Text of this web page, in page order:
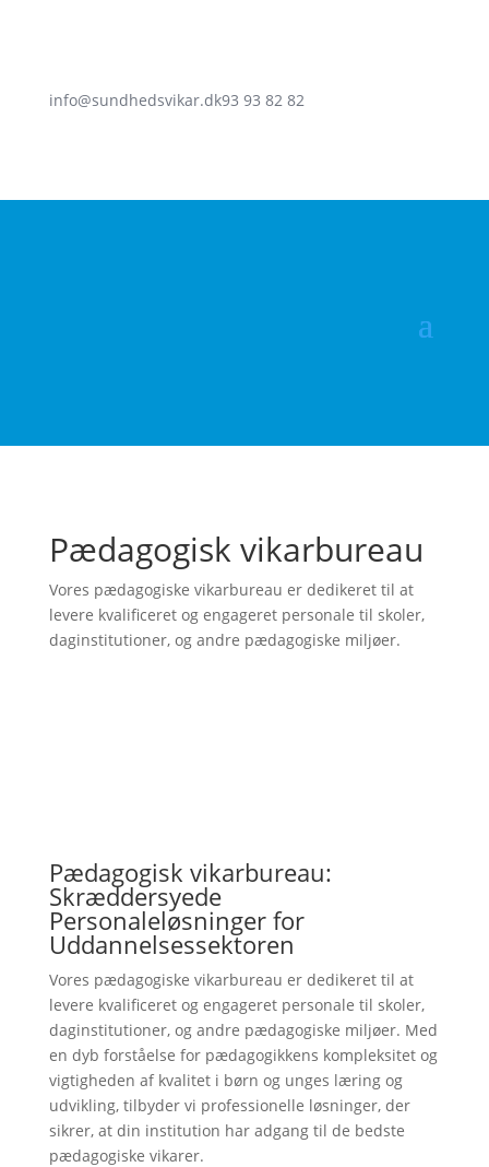
info@sundhedsvikar.dk93 93 82 82
Pædagogisk vikarbureau
Vores pædagogiske vikarbureau er dedikeret til at
levere kvalificeret og engageret personale til skoler,
daginstitutioner, og andre pædagogiske miljøer.
Pædagogisk vikarbureau:
Skræddersyede
Personaleløsninger for
Uddannelsessektoren
Vores pædagogiske vikarbureau er dedikeret til at
levere kvalificeret og engageret personale til skoler,
daginstitutioner, og andre pædagogiske miljøer. Med
en dyb forståelse for pædagogikkens kompleksitet og
vigtigheden af kvalitet i børn og unges læring og
udvikling, tilbyder vi professionelle løsninger, der
sikrer, at din institution har adgang til de bedste
pædagogiske vikarer.